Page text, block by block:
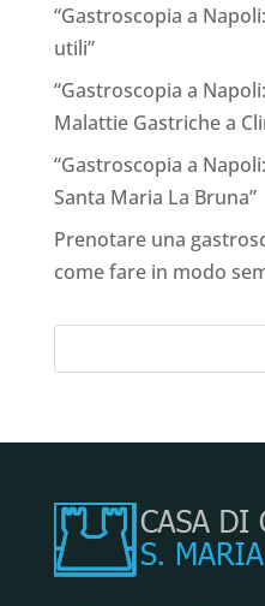
“Gastroscopia a
utili”
“Gastroscopia a
Malattie Gastriche a
“Gastroscopia a
Santa Maria La Bruna”
Prenotare una
come fare in modo